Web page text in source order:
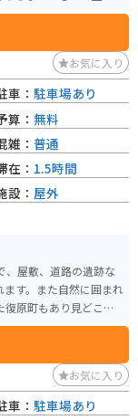
お気に入り
、屋敷、道路の遺跡な
す。また自然に囲まれ
原町もあり見どころ
車： 駐車場あり
算： 無料
雑： 普通
在： 1.5時間
設： 屋外
お気に入り
車： 駐車場あり